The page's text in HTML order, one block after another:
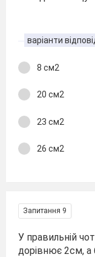
варіанти
8 см2
20 см2
23 см2
26 см2
Запитання 9
У правильній
до­рівнює 2см, а